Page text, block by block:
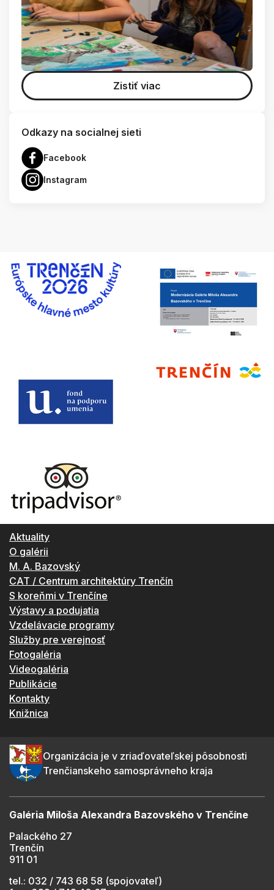
Zistiť viac
Odkazy na socialnej sieti
Facebook
Instagram
Aktuality
O galérii
M. A. Bazovský
CAT / Centrum architektúry Trenčín
S koreňmi v Trenčíne
Výstavy a podujatia
Vzdelávacie programy
Služby pre verejnosť
Fotogaléria
Videogaléria
Publikácie
Kontakty
Knižnica
Organizácia je v zriaďovateľskej pôsobnosti
Trenčianskeho samosprávneho kraja
Galéria Miloša Alexandra Bazovského v Trenčíne
Palackého 27
Trenčín
911 01
tel.: 032 / 743 68 58 (spojovateľ)